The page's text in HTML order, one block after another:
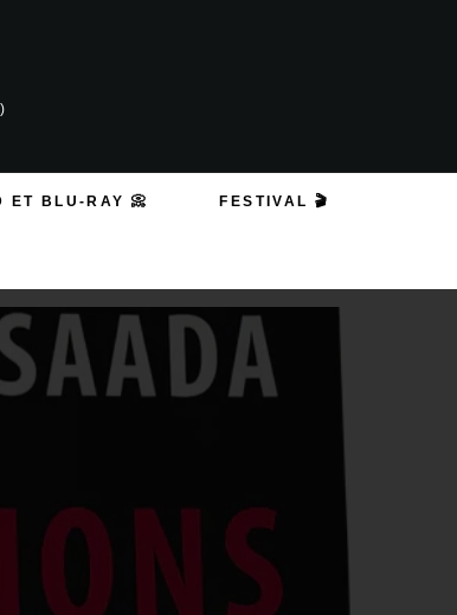
ET BLU-RAY 📀 FESTIVAL 🎬